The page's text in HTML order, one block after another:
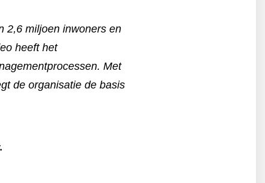
2,6 miljoen inwoners en
heeft het
Met
de organisatie de basis